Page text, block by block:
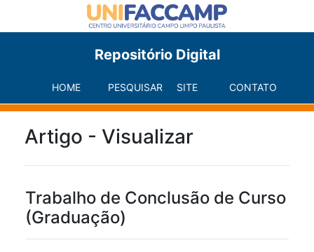
Repositório Digital
HOME PESQUISAR SITE CONTATO
Artigo - Visualizar
Trabalho de Conclusão de Curso
(Graduação)